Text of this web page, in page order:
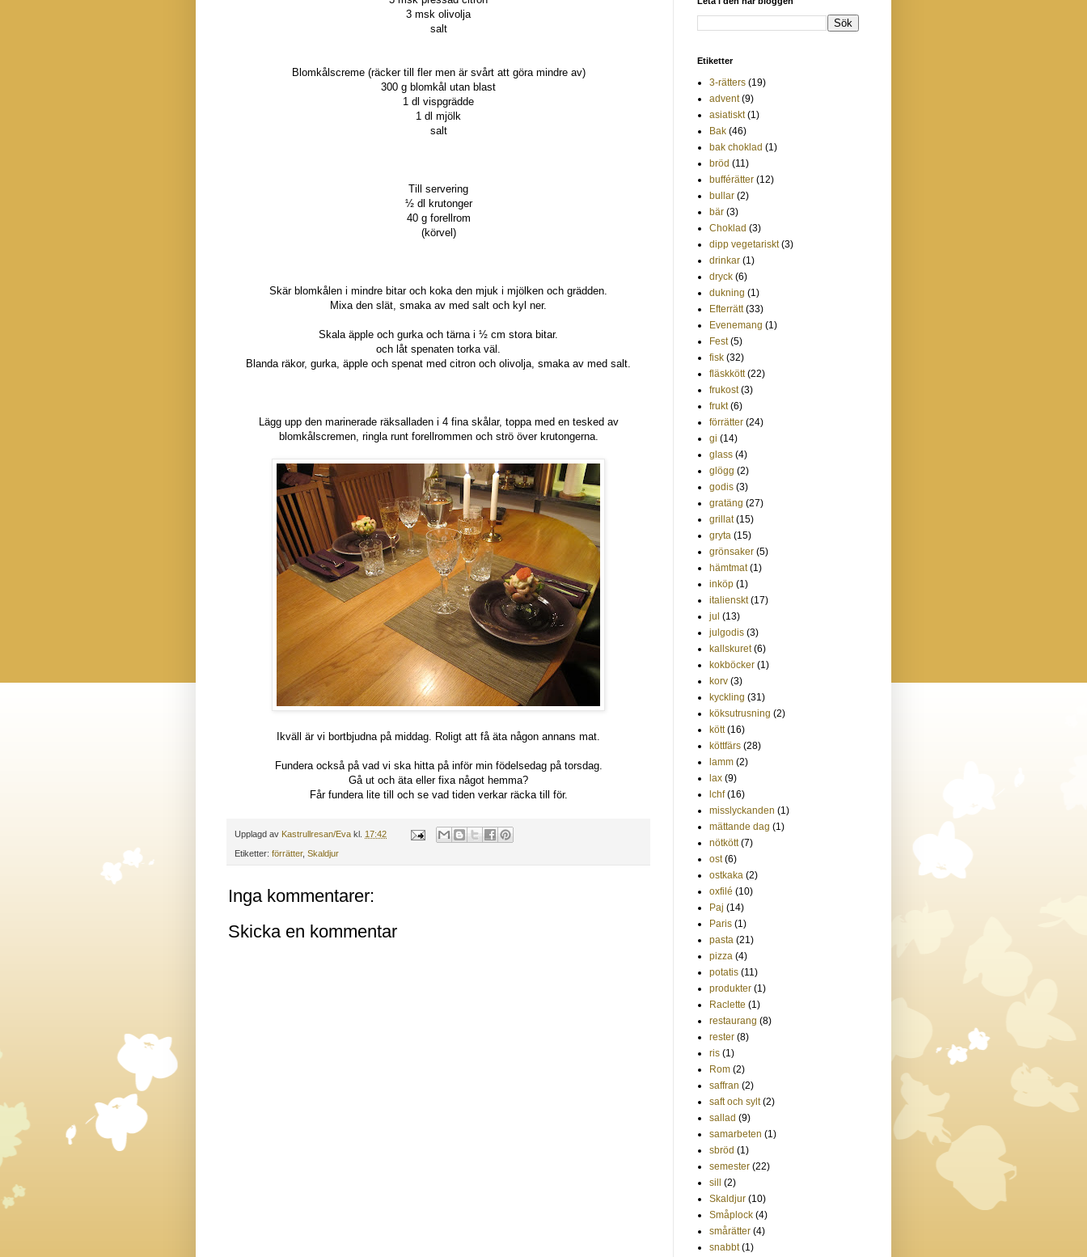
3 msk olivolja
salt
Blomkålscreme (räcker till fler men är svårt att göra mindre av)
300 g blomkål utan blast
1 dl vispgrädde
1 dl mjölk
salt
Till servering
½ dl krutonger
40 g forellrom
(körvel)
Skär blomkålen i mindre bitar och koka den mjuk i mjölken och grädden.
Mixa den slät, smaka av med salt och kyl ner.
Skala äpple och gurka och tärna i ½ cm stora bitar.
och låt spenaten torka väl.
Blanda räkor, gurka, äpple och spenat med citron och olivolja, smaka av med salt.
Lägg upp den marinerade räksalladen i 4 fina skålar, toppa med en tesked av
blomkålscremen, ringla runt forellrommen och strö över krutongerna.
Ikväll är vi bortbjudna på middag. Roligt att få äta någon annans mat.
Fundera också på vad vi ska hitta på inför min födelsedag på torsdag.
Gå ut och äta eller fixa något hemma?
Får fundera lite till och se vad tiden verkar räcka till för.
Upplagd av Kastrullresan/Eva kl. 17:42
Etiketter: förrätter, Skaldjur
Inga kommentarer:
Skicka en kommentar
Etiketter
3-rätters (19)
advent (9)
asiatiskt (1)
Bak (46)
bak choklad (1)
bröd (11)
bufférätter (12)
bullar (2)
bär (3)
Choklad (3)
dipp vegetariskt (3)
drinkar (1)
dryck (6)
dukning (1)
Efterrätt (33)
Evenemang (1)
Fest (5)
fisk (32)
fläskkött (22)
frukost (3)
frukt (6)
förrätter (24)
gi (14)
glass (4)
glögg (2)
godis (3)
gratäng (27)
grillat (15)
gryta (15)
grönsaker (5)
hämtmat (1)
inköp (1)
italienskt (17)
jul (13)
julgodis (3)
kallskuret (6)
kokböcker (1)
korv (3)
kyckling (31)
köksutrusning (2)
kött (16)
köttfärs (28)
lamm (2)
lax (9)
lchf (16)
misslyckanden (1)
mättande dag (1)
nötkött (7)
ost (6)
ostkaka (2)
oxfilé (10)
Paj (14)
Paris (1)
pasta (21)
pizza (4)
potatis (11)
produkter (1)
Raclette (1)
restaurang (8)
rester (8)
ris (1)
Rom (2)
saffran (2)
saft och sylt (2)
sallad (9)
samarbeten (1)
sbröd (1)
semester (22)
sill
(2)
Skaldjur (10)
Småplock (4)
smårätter (4)
snabbt (1)